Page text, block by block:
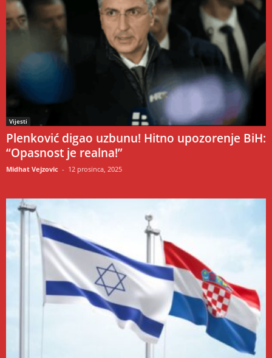
Vijesti
Plenković digao uzbunu! Hitno upozorenje BiH:
“Opasnost je realna!”
Midhat Vejzovic - 12 prosinca, 2025